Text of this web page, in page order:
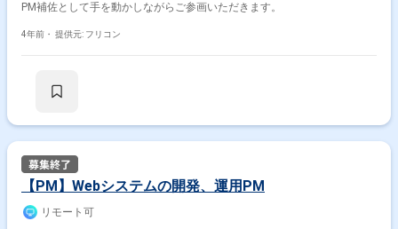
PM補佐として手を動かしながらご参画いただきます。
4年前・ 提供元: フリコン
【PM】Webシステムの開発、運用PM
リモート可